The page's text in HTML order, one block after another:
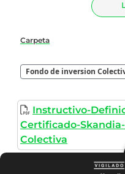
Carpeta
Instructivo-
Certificado-
Colectiva